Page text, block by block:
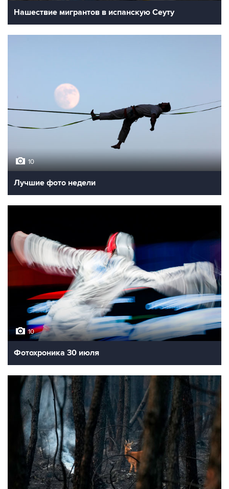
Нашествие мигрантов в испанскую Сеуту
10
Лучшие фото недели
10
Фотохроника 30 июля